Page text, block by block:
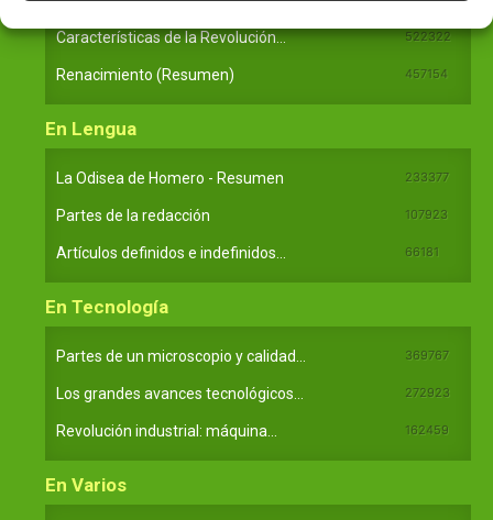
Características de la Revolución... 522322
Renacimiento (Resumen) 457154
En Lengua
La Odisea de Homero - Resumen 233377
Partes de la redacción 107923
Artículos definidos e indefinidos... 66181
En Tecnología
Partes de un microscopio y calidad... 369767
Los grandes avances tecnológicos... 272923
Revolución industrial: máquina... 162459
En Varios